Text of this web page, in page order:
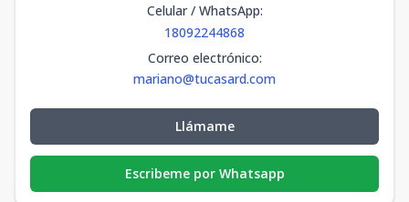
Celular / WhatsApp:
18092244868
Correo electrónico:
mariano@tucasard.com
Llámame
Escribeme por Whatsapp